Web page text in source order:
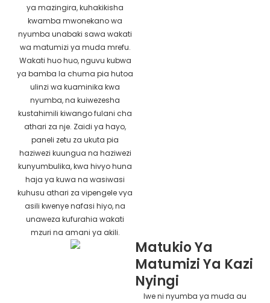
ya mazingira, kuhakikisha
kwamba mwonekano wa
nyumba unabaki sawa wakati
wa matumizi ya muda mrefu.
Wakati huo huo, nguvu kubwa
ya bamba la chuma pia hutoa
ulinzi wa kuaminika kwa
nyumba, na kuiwezesha
kustahimili kiwango fulani cha
athari za nje. Zaidi ya hayo,
paneli zetu za ukuta pia
haziwezi kuungua na haziwezi
kunyumbulika, kwa hivyo huna
haja ya kuwa na wasiwasi
kuhusu athari za vipengele vya
asili kwenye nafasi hiyo, na
unaweza kufurahia wakati
mzuri na amani ya akili.
Matukio Ya
Matumizi Ya Kazi
Nyingi
Iwe ni nyumba ya muda au